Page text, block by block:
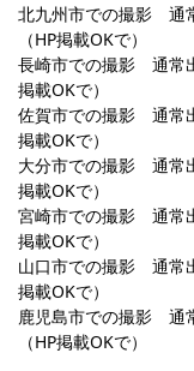
北九州市での撮影 通
（HP掲載OKで）
長崎市での撮影 通常
掲載OKで）
佐賀市での撮影 通常
掲載OKで）
大分市での撮影 通常
掲載OKで）
宮崎市での撮影 通常
掲載OKで）
山口市での撮影 通常
掲載OKで）
鹿児島市での撮影 通
（HP掲載OKで）